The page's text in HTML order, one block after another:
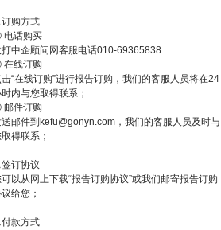
购方式
话购买
打中企顾问网客服电话010-69365838
线订购
击“在线订购”进行报告订购，我们的客服人员将在24
内与您取得联系；
件订购
邮件到kefu@gonyn.com，我们的客服人员及时与
得联系；
订协议
以从网上下载“报告订购协议”或我们邮寄报告订购
给您；
款方式